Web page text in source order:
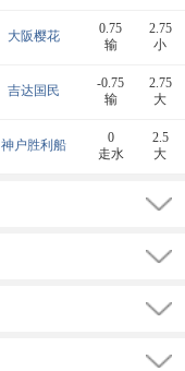
大阪樱花
0.75
输
2.75
小
吉达国民
-0.75
输
2.75
大
神户胜利船
0
走水
2.5
大